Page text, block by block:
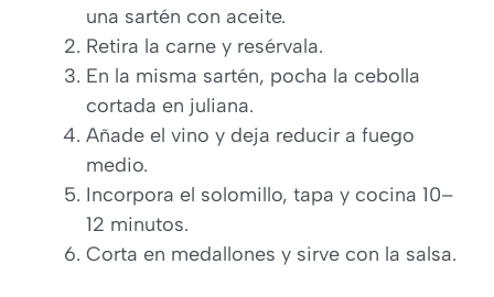
una sartén con aceite.
Retira la carne y resérvala.
En la misma sartén, pocha la cebolla
cortada en juliana.
Añade el vino y deja reducir a fuego
medio.
Incorpora el solomillo, tapa y cocina 10–
12 minutos.
Corta en medallones y sirve con la salsa.